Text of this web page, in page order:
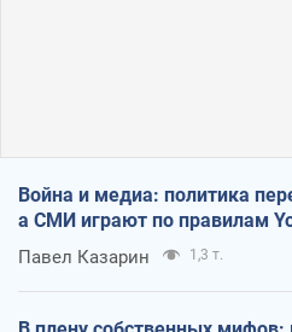
Война и медиа: политика
а СМИ играют по правилам
Павел Казарин 1,3 т.